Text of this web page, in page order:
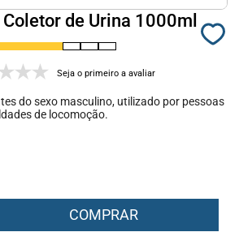
de Urina 1000ml
Seja o primeiro a avaliar
do sexo masculino, utilizado por pessoas
de locomoção.
COMPRAR